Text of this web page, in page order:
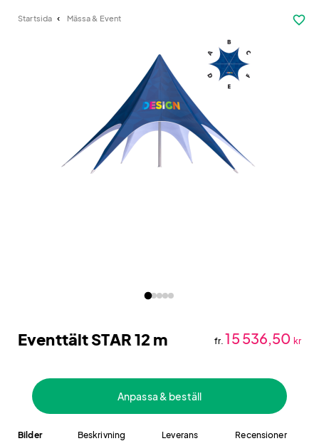
Startsida Mässa & Event favorite_border
Eventtält STAR 12 m fr. 15 536,50 kr
Anpassa & beställ
Bilder Beskrivning Leverans Recensioner